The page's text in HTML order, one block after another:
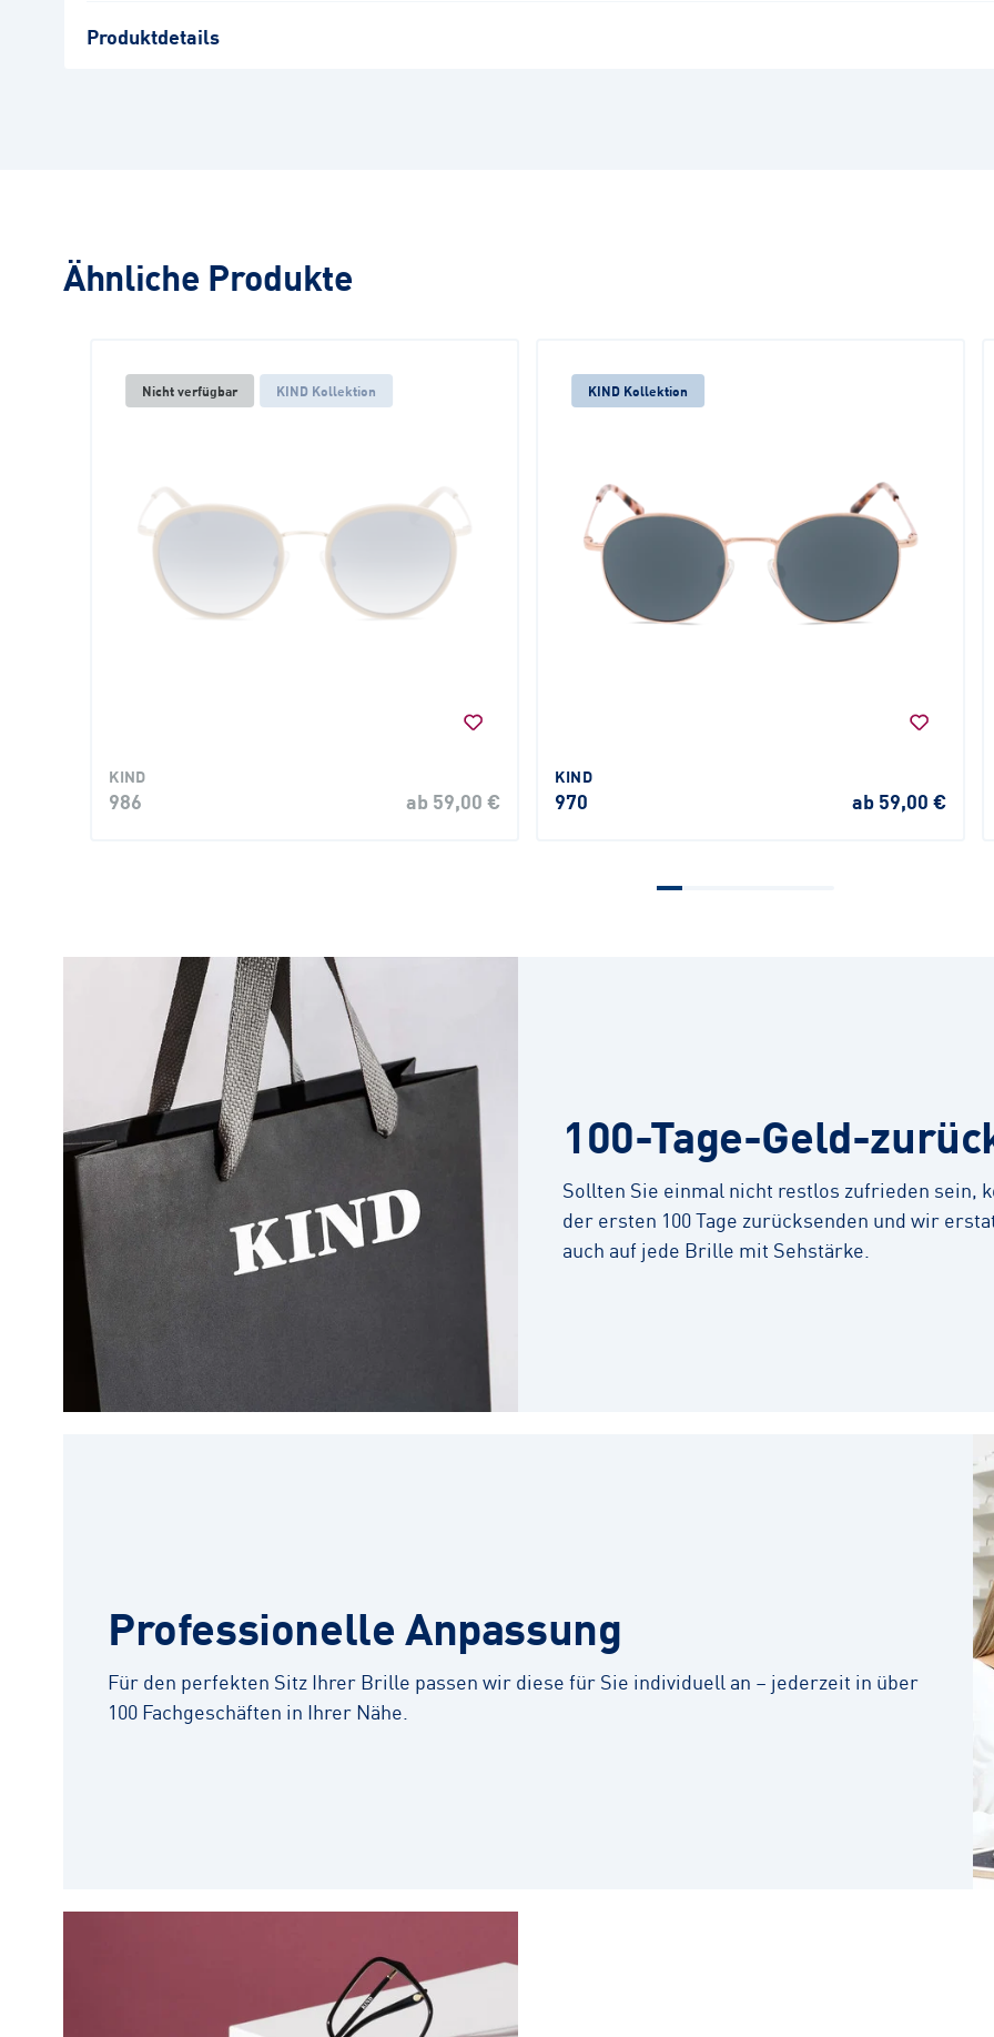
Produktdetails
Ähnliche Produkte
Nicht verfügbar KIND Kollektion
KIND
986 ab 59,00 €
KIND Kollektion
KIND
970 ab 59,00 €
100-Tage-Geld-
Sollten Sie einmal nicht restlos zufrieden sein,
der ersten 100 Tage zurücksenden und wir
auch auf jede Brille mit Sehstärke.
Professionelle Anpassung
Für den perfekten Sitz Ihrer Brille passen wir diese für Sie individuell an – jederzeit in über
100 Fachgeschäften in Ihrer Nähe.